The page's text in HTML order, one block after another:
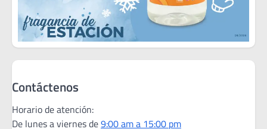
Contáctenos
Horario de atención:
De lunes a viernes de9:00 am a 15:00 pm